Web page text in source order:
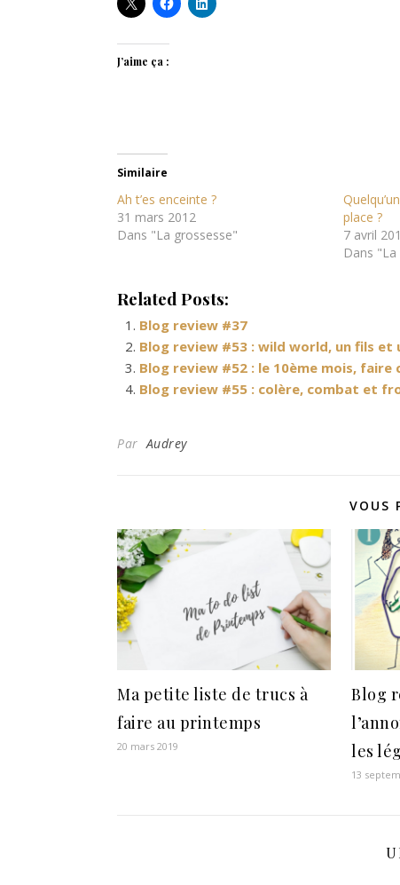
J’aime ça :
Similaire
Ah t’es enceinte ?
31 mars 2012
Dans "La grossesse"
place ?
7 avril
Dans
Related Posts:
Blog review #37
Blog review #53 : wild world, un fils et
Blog review #52 : le 10ème mois,
Blog review #55 : colère, combat et
ParAudrey
VOUS
Ma petite liste de trucs à
faire au printemps
20 mars 2019
Blog
les
13